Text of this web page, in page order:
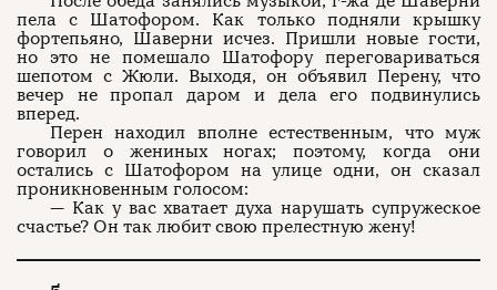
пела с Шатофором. Как только подняли крышку
фортепьяно, Шаверни исчез. Пришли новые гости,
но это не помешало Шатофору переговариваться
шепотом с Жюли. Выходя, он объявил Перену, что
вечер не пропал даром и дела его подвинулись
вперед.
Перен находил вполне естественным, что муж
говорил о жениных ногах; поэтому, когда они
остались с Шатофором на улице одни, он сказал
проникновенным голосом:
— Как у вас хватает духа нарушать супружеское
счастье? Он так любит свою прелестную жену!